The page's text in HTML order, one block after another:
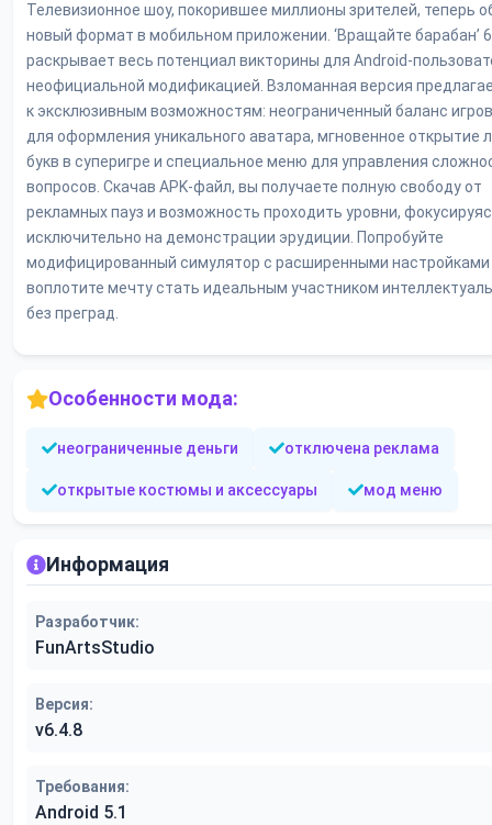
Телевизионное шоу, покорившее миллионы зрителей, теперь
новый формат в мобильном приложении. ‘Вращайте барабан’
раскрывает весь потенциал викторины для Android-
неофициальной модификацией. Взломанная версия
к эксклюзивным возможностям: неограниченный баланс
для оформления уникального аватара, мгновенное открытие
букв в суперигре и специальное меню для управления
вопросов. Скачав APK-файл, вы получаете полную свободу от
рекламных пауз и возможность проходить уровни,
исключительно на демонстрации эрудиции. Попробуйте
модифицированный симулятор с расширенными
воплотите мечту стать идеальным участником
без преград.
Особенности мода:
неограниченные деньги отключена реклама
открытые костюмы и аксессуары мод меню
Информация
Разработчик:
FunArtsStudio
Версия:
v6.4.8
Требования:
Android 5.1